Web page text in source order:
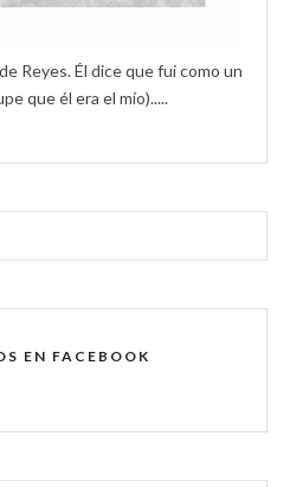
Reyes. Él dice que fui como un
que él era el mío).....
EN FACEBOOK